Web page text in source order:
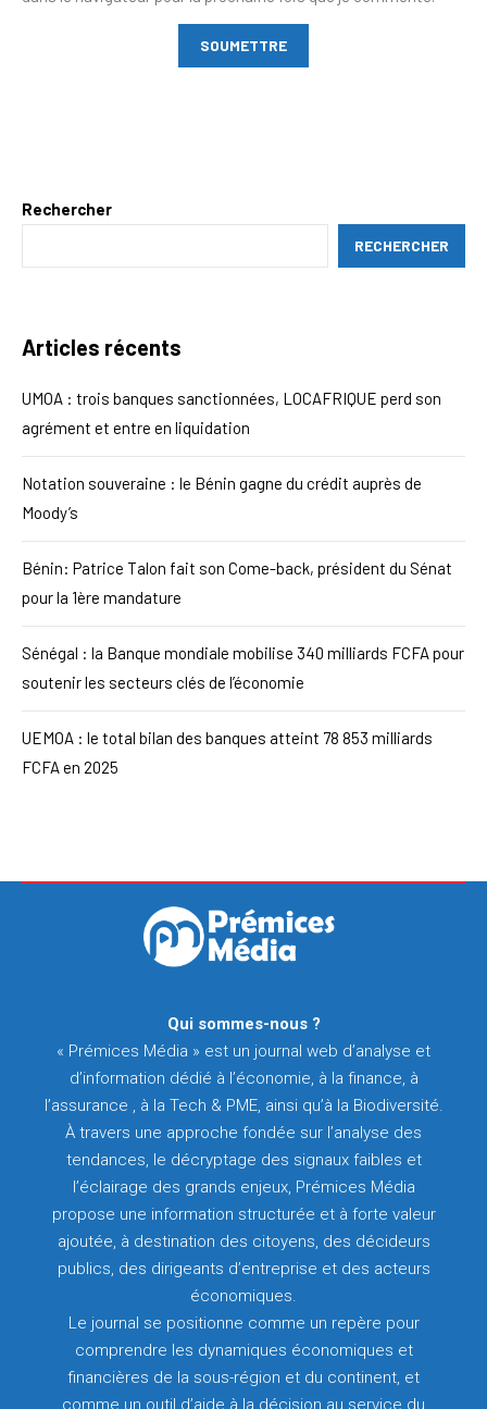
Rechercher
RECHERCHER
Articles récents
UMOA : trois banques sanctionnées, LOCAFRIQUE perd son
agrément et entre en liquidation
Notation souveraine : le Bénin gagne du crédit auprès de
Moody’s
Bénin: Patrice Talon fait son Come-back, président du Sénat
pour la 1ère mandature
Sénégal : la Banque mondiale mobilise 340 milliards FCFA pour
soutenir les secteurs clés de l’économie
UEMOA : le total bilan des banques atteint 78 853 milliards
FCFA en 2025
Qui sommes-nous ?
« Prémices Média » est un journal web d’analyse et
d’information dédié à l’économie, à la finance, à
l’assurance , à la Tech & PME, ainsi qu’à la Biodiversité.
À travers une approche fondée sur l’analyse des
tendances, le décryptage des signaux faibles et
l’éclairage des grands enjeux, Prémices Média
propose une information structurée et à forte valeur
ajoutée, à destination des citoyens, des décideurs
publics, des dirigeants d’entreprise et des acteurs
économiques.
Le journal se positionne comme un repère pour
comprendre les dynamiques économiques et
financières de la sous-région et du continent, et